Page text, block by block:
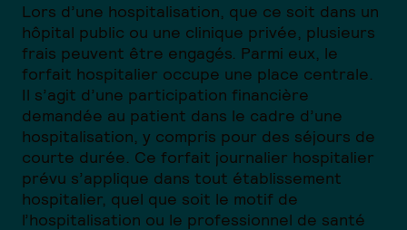
Lors d’une hospitalisation, que ce soit dans un
hôpital public ou une clinique privée, plusieurs
frais peuvent être engagés. Parmi eux, le
forfait hospitalier occupe une place centrale.
Il s’agit d’une participation financière
demandée au patient dans le cadre d’une
hospitalisation, y compris pour des séjours de
courte durée. Ce forfait journalier hospitalier
prévu s’applique dans tout établissement
hospitalier, quel que soit le motif de
l’hospitalisation ou le professionnel de santé